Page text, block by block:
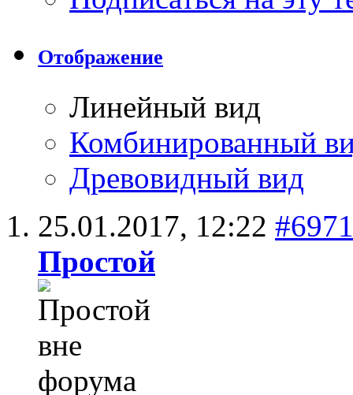
Отображение
Линейный вид
Комбинированный
Древовидный вид
25.01.2017, 12:22 #6971
Простой